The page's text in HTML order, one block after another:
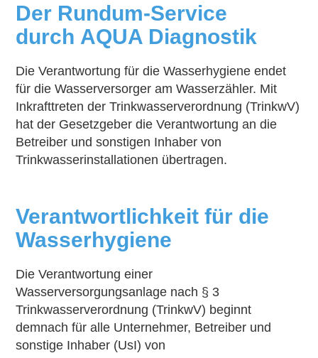
Der Rundum-Service
durch AQUA Diagnostik
Die Verantwortung für die Wasserhygiene endet
für die Wasserversorger am Wasserzähler. Mit
Inkrafttreten der Trinkwasserverordnung (TrinkwV)
hat der Gesetzgeber die Verantwortung an die
Betreiber und sonstigen Inhaber von
Trinkwasserinstallationen übertragen.
Verantwortlichkeit für die
Wasserhygiene
Die Verantwortung einer
Wasserversorgungsanlage nach § 3
Trinkwasserverordnung (TrinkwV) beginnt
demnach für alle Unternehmer, Betreiber und
sonstige Inhaber (UsI) von